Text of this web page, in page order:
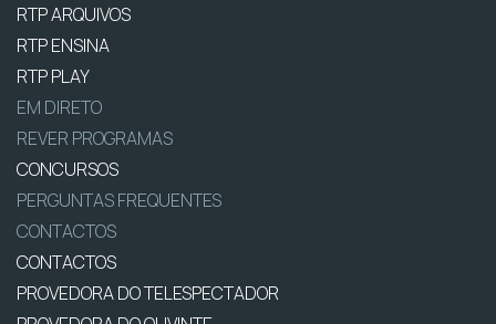
RTP ARQUIVOS
RTP ENSINA
RTP PLAY
EM DIRETO
REVER PROGRAMAS
CONCURSOS
PERGUNTAS FREQUENTES
CONTACTOS
CONTACTOS
PROVEDORA DO TELESPECTADOR